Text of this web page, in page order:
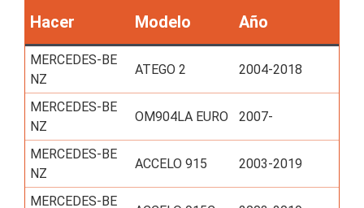
Hacer Modelo Año
MERCEDES-BE
NZ
ATEGO 2 2004-2018
MERCEDES-BE
NZ
OM904LA EURO 2007-
MERCEDES-BE
NZ
ACCELO 915 2003-2019
MERCEDES-BE